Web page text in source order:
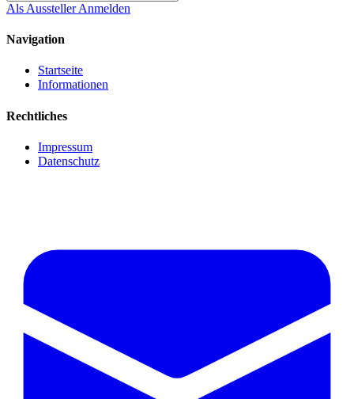
Als Aussteller Anmelden
Navigation
Startseite
Informationen
Rechtliches
Impressum
Datenschutz